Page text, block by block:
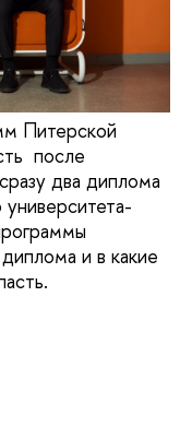
Питерской
после
два диплома
и в какие